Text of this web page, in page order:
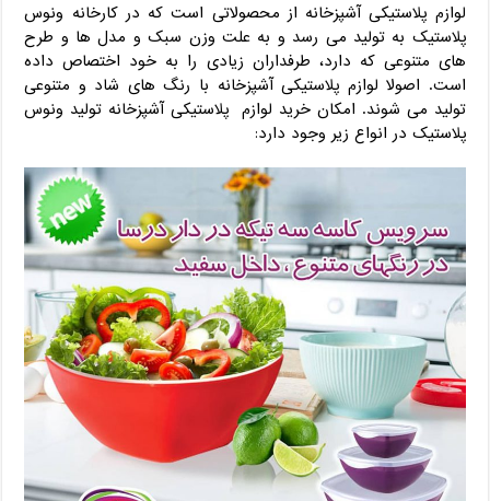
لوازم پلاستیکی آشپزخانه از محصولاتی است که در کارخانه ونوس
پلاستیک به تولید می رسد و به علت وزن سبک و مدل ها و طرح
های متنوعی که دارد، طرفداران زیادی را به خود اختصاص داده
است. اصولا لوازم پلاستیکی آشپزخانه با رنگ های شاد و متنوعی
تولید می شوند. امکان خرید لوازم پلاستیکی آشپزخانه تولید ونوس
پلاستیک در انواع زیر وجود دارد: